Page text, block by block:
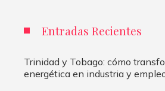
Entradas Recientes
Trinidad y Tobago: cómo
energética en industria y